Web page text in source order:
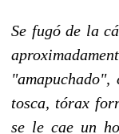
Se fugó de la
tosca, tórax
se le cae un